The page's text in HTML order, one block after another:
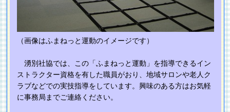
（画像はふまねっと運動のイメージです）
湧別社協では、この「ふまねっと運動」を指導できるイン
ストラクター資格を有した職員がおり、地域サロンや老人ク
ラブなどでの実技指導をしています。興味のある方はお気軽
に事務局までご連絡ください。